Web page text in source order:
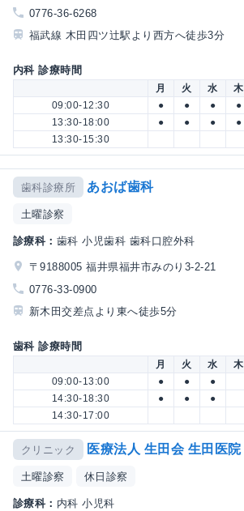
0776-36-6268
福武線 木田四ツ辻駅より西方へ徒歩3分
内科 診療時間
月 火 水 木
09:00-12:30
● ● ● ●
13:30-18:00
● ● ● ●
13:30-15:30
歯科診療所 あおば歯科
土曜診察
診療科： 歯科 小児歯科 歯科口腔外科
〒9188005 福井県福井市みのり3-2-21
0776-33-0900
新木田交差点より東へ徒歩5分
歯科 診療時間
月 火 水 木
09:00-13:00
● ● ●
14:30-18:30
● ● ●
14:30-17:00
クリニック 医療法人 生田会 生田医院
土曜診察 休日診察
診療科： 内科 小児科